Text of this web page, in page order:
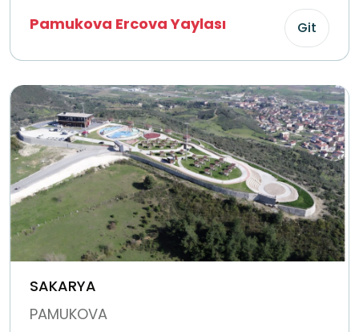
Pamukova Ercova Yaylası Git
SAKARYA
PAMUKOVA